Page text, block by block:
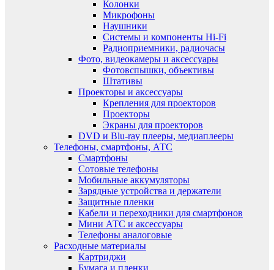
Колонки
Микрофоны
Наушники
Системы и компоненты Hi-Fi
Радиоприемники, радиочасы
Фото, видеокамеры и аксессуары
Фотовспышки, объективы
Штативы
Проекторы и аксессуары
Крепления для проекторов
Проекторы
Экраны для проекторов
DVD и Blu-ray плееры, медиаплееры
Телефоны, смартфоны, АТС
Смартфоны
Сотовые телефоны
Мобильные аккумуляторы
Зарядные устройства и держатели
Защитные пленки
Кабели и переходники для смартфонов
Мини АТС и аксессуары
Телефоны аналоговые
Расходные материалы
Картриджи
Бумага и пленки